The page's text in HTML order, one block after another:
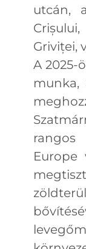
utcán,
Griviței,
A 2025-
munka,
Europe